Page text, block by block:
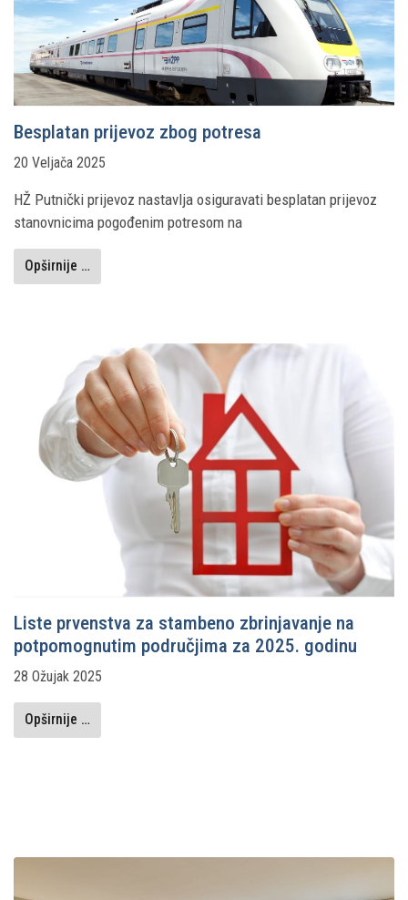
Besplatan prijevoz zbog potresa
20 Veljača 2025
HŽ Putnički prijevoz nastavlja osiguravati besplatan prijevoz
stanovnicima pogođenim potresom na
Opširnije …
Liste prvenstva za stambeno zbrinjavanje na
potpomognutim područjima za 2025. godinu
28 Ožujak 2025
Opširnije …